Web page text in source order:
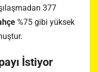
377
%75 gibi yüksek
İstiyor